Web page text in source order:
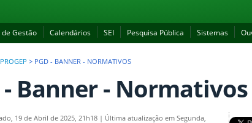
Gestão Calendários SEI Pesquisa Pública Sistemas
> PGD - BANNER - NORMATIVOS
- Banner - Normativos
19 de Abril de 2025, 21h18 | Última atualização em Segunda,